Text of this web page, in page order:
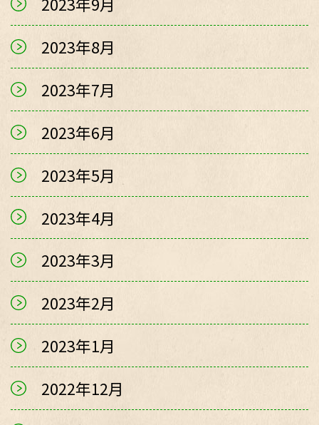
2023年8月
2023年7月
2023年6月
2023年5月
2023年4月
2023年3月
2023年2月
2023年1月
2022年12月